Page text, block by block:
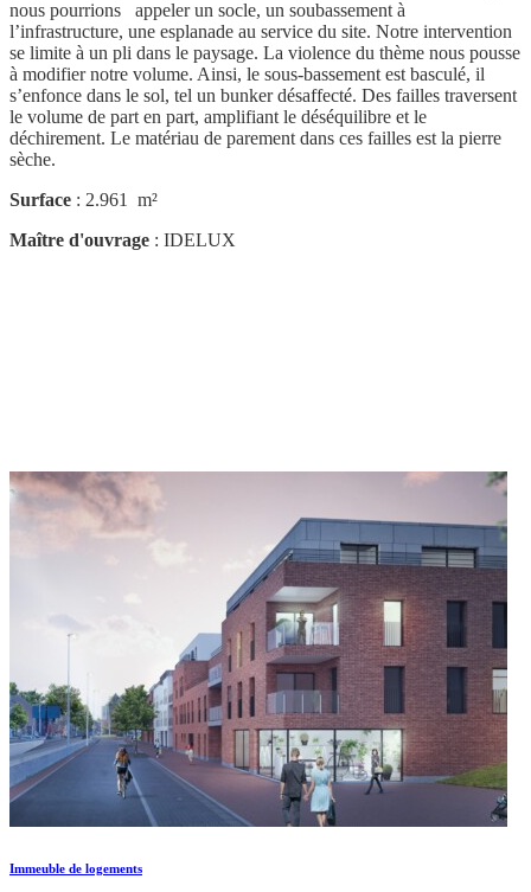
nous pourrions appeler un socle, un soubassement à
l’infrastructure, une esplanade au service du site. Notre intervention
se limite à un pli dans le paysage. La violence du thème nous pousse
à modifier notre volume. Ainsi, le sous-bassement est basculé, il
s’enfonce dans le sol, tel un bunker désaffecté. Des failles traversent
le volume de part en part, amplifiant le déséquilibre et le
déchirement. Le matériau de parement dans ces failles est la pierre
sèche.
Surface : 2.961 m²
Maître d'ouvrage : IDELUX
Immeuble de logements